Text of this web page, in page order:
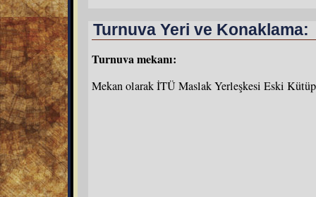
Turnuva Yeri ve Konaklama:
Turnuva mekanı:
Mekan olarak İTÜ Maslak Yerleşkesi Eski